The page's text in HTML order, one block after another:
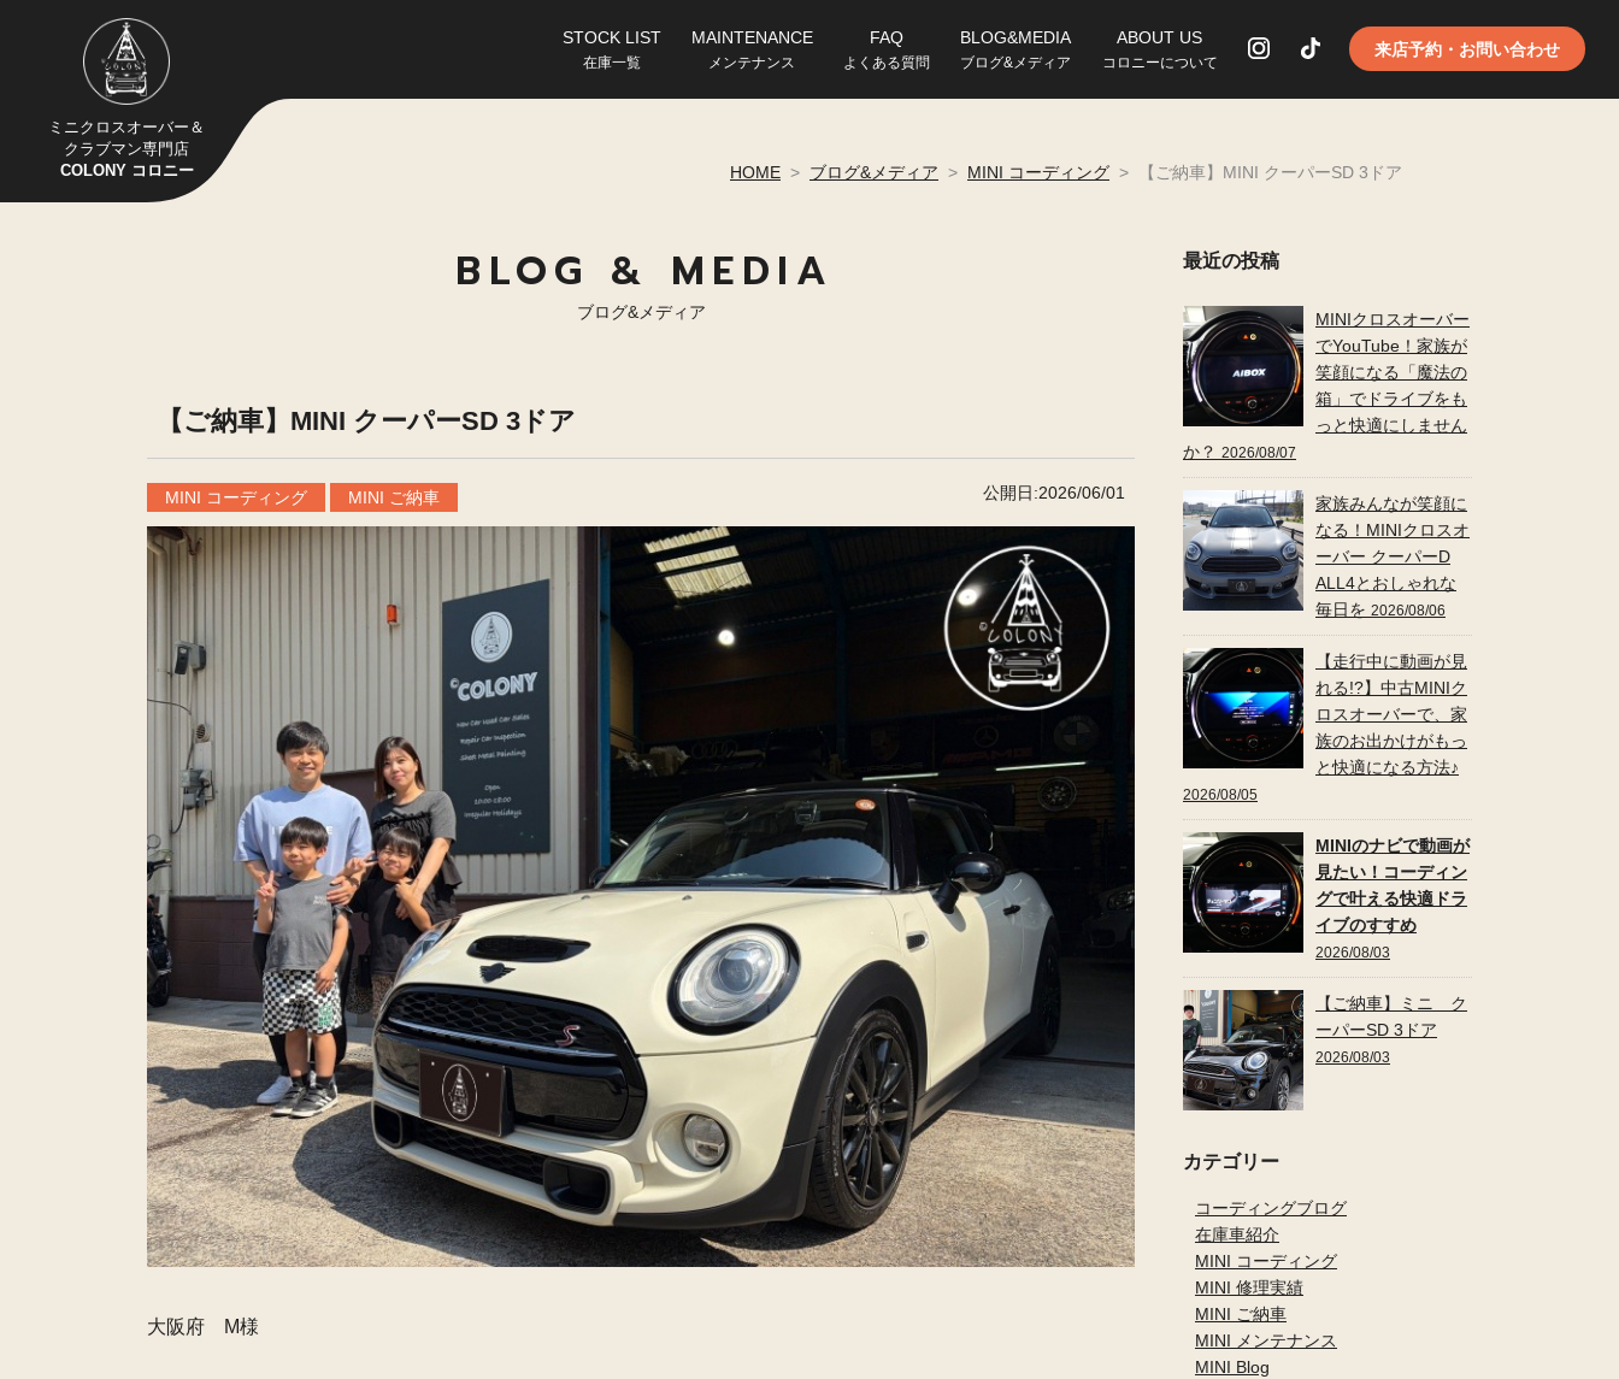
ミニクロスオーバー＆
クラブマン専門店
COLONY コロニー
STOCK LIST
在庫一覧
MAINTENANCE
メンテナンス
FAQ
よくある質問
BLOG&MEDIA
ブログ&メディア
ABOUT US
コロニーについて
来店予約・お問い合わせ
HOME > ブログ&メディア > MINI コーディング > 【ご納車】MINI クーパーSD 3ドア
BLOG & MEDIA
ブログ&メディア
【ご納車】MINI クーパーSD 3ドア
MINI コーディング MINI ご納車 公開日:2026/06/01
大阪府 M様
最近の投稿
MINIクロスオーバー
でYouTube！家族が
笑顔になる「魔法の
箱」でドライブをも
っと快適にしません
か？ 2026/08/07
家族みんなが笑顔に
なる！MINIクロスオ
ーバー クーパーD
ALL4とおしゃれな
毎日を 2026/08/06
【走行中に動画が見
れる!?】中古MINIク
ロスオーバーで、家
族のお出かけがもっ
と快適になる方法♪
2026/08/05
MINIのナビで動画が
見たい！コーディン
グで叶える快適ドラ
イブのすすめ
2026/08/03
【ご納車】ミニ ク
ーパーSD 3ドア
2026/08/03
カテゴリー
コーディングブログ
在庫車紹介
MINI コーディング
MINI 修理実績
MINI ご納車
MINI メンテナンス
MINI Blog